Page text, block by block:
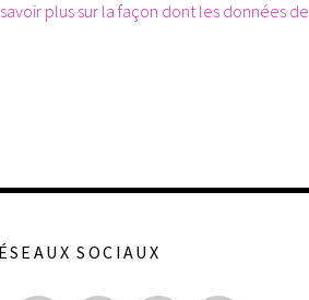
plus sur la façon dont les données de
SOCIAUX